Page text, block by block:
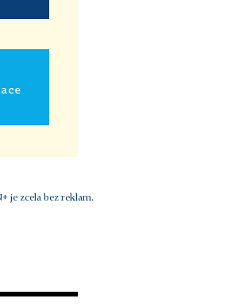
je zcela bez reklam.